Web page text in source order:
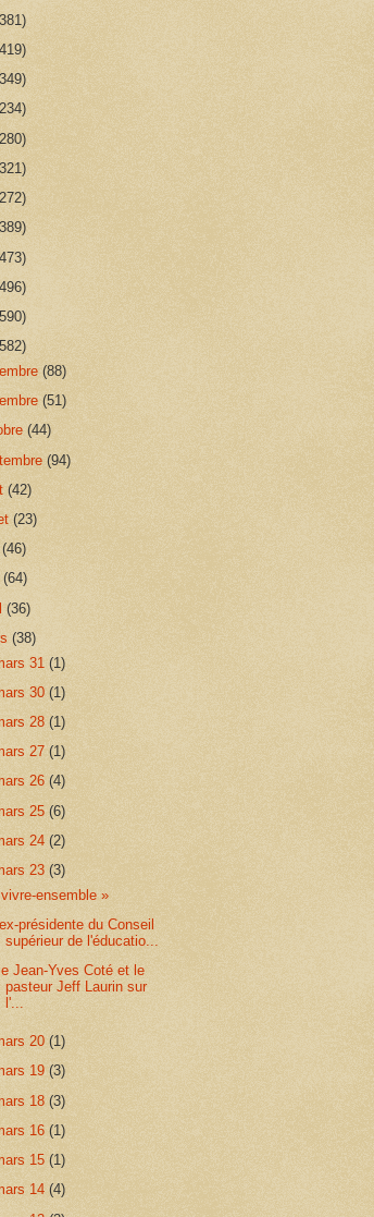
(88)
(51)
(44)
(94)
(42)
(23)
(46)
(64)
(36)
(38)
31 (1)
30 (1)
28 (1)
27 (1)
26 (4)
25 (6)
24 (2)
23 (3)
ensemble »
présidente du Conseil
supérieur de l'éducatio...
Jean-Yves Coté et le
pasteur Jeff Laurin sur
l'...
20 (1)
19 (3)
18 (3)
16 (1)
15 (1)
14 (4)